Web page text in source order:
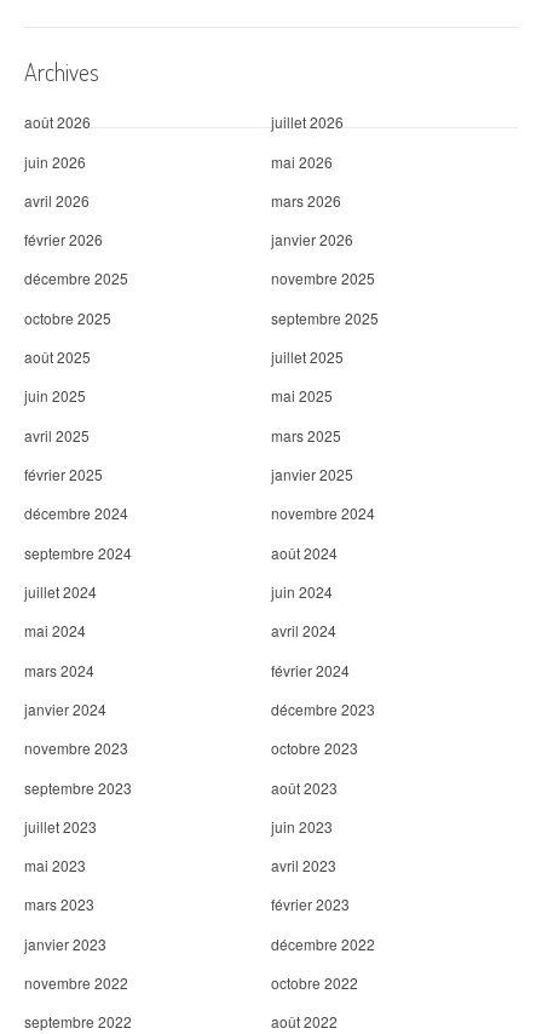
i
l
e
Archives
août 2026
juillet 2026
juin 2026
mai 2026
avril 2026
mars 2026
février 2026
janvier 2026
décembre 2025
novembre 2025
octobre 2025
septembre 2025
août 2025
juillet 2025
juin 2025
mai 2025
avril 2025
mars 2025
février 2025
janvier 2025
décembre 2024
novembre 2024
septembre 2024
août 2024
juillet 2024
juin 2024
mai 2024
avril 2024
mars 2024
février 2024
janvier 2024
décembre 2023
novembre 2023
octobre 2023
septembre 2023
août 2023
juillet 2023
juin 2023
mai 2023
avril 2023
mars 2023
février 2023
janvier 2023
décembre 2022
novembre 2022
octobre 2022
septembre 2022
août 2022